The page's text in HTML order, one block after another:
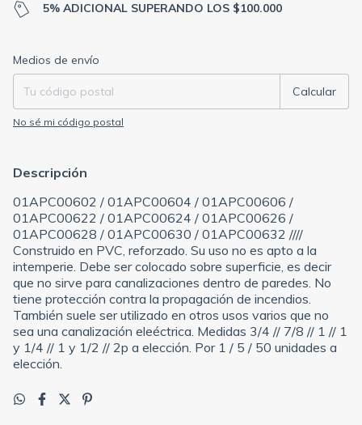
5% ADICIONAL SUPERANDO LOS $100.000
Entregas para el CP:
Medios de envío
Calcular
No sé mi código postal
Descripción
01APC00602 / 01APC00604 / 01APC00606 /
01APC00622 / 01APC00624 / 01APC00626 /
01APC00628 / 01APC00630 / 01APC00632 ////
Construido en PVC, reforzado. Su uso no es apto a la
intemperie. Debe ser colocado sobre superficie, es decir
que no sirve para canalizaciones dentro de paredes. No
tiene protección contra la propagación de incendios.
También suele ser utilizado en otros usos varios que no
sea una canalización eleéctrica. Medidas 3/4 // 7/8 // 1 // 1
y 1/4 // 1 y 1/2 // 2p a elección. Por 1 / 5 / 50 unidades a
elección.